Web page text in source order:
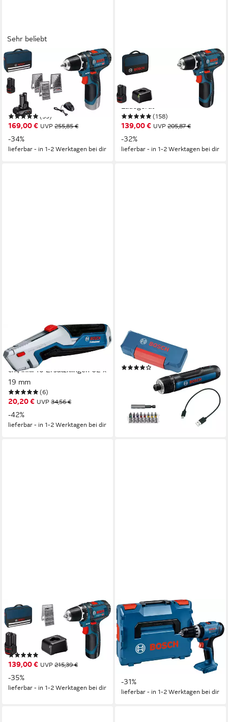
Sehr beliebt
BOSCH PROFESSIONAL
Akku-Bohrschrauber GSR
12V-15, max. 1300 U/min,
(Set), inkl. 2 Akkus, Ladegerät
und Tasche
(59)
169,00 € UVP 255,85 €
-34%
lieferbar - in 1-2 Werktagen bei dir
BOSCH PROFESSIONAL
Akku-Bohrschrauber GSR
12V-15, max. 1300 U/min,
(Set), inkl. 2 Akkus und
Ladegerät
(158)
139,00 € UVP 205,87 €
-32%
lieferbar - in 1-2 Werktagen bei dir
BOSCH PROFESSIONAL
Teppichmesser
(1600A027M5), Klinge: 1,9
cm, inkl. 10 Ersatzklingen 62 x
19 mm
(6)
20,20 € UVP 34,56 €
-42%
lieferbar - in 1-2 Werktagen bei dir
BOSCH PROFESSIONAL
Akku-Schrauber Bosch GO,
mit Aufbewahrungskoffer
(13)
UVP105,91 €
lieferbar - in 1-2 Werktagen bei dir
BOSCH PROFESSIONAL
Akku-Schrauber GSR 12V-15
Professional, mit 2 Akkus und
Ladegerät
(13)
139,00 € UVP 215,39 €
-35%
lieferbar - in 1-2 Werktagen bei dir
BOSCH PROFESSIONAL
Akku-Schlagbohrschrauber
GSB 18V-25 solo, inkl. L-
BOXX, ohne Akku und
Ladegerät
96,38 €
-31%
lieferbar - in 1-2 Werktagen bei dir